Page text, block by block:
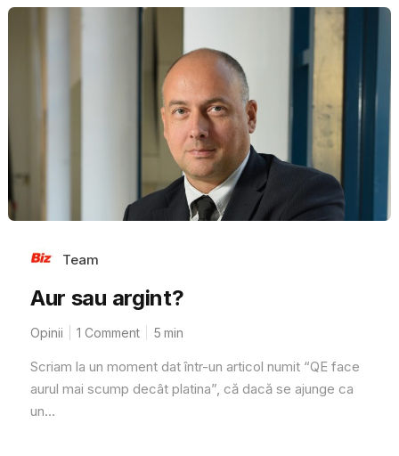
Team
Aur sau argint?
Opinii 1 Comment 5 min
Scriam la un moment dat într-un articol numit “QE face
aurul mai scump decât platina”, că dacă se ajunge ca
un...